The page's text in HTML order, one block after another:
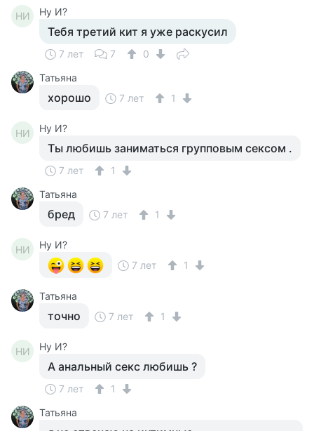
НИ Ну И?
Тебя третий кит я уже раскусил
7 лет 7
0
Татьяна
хорошо 7 лет 1
НИ Ну И?
Ты любишь заниматься групповым сексом .
7 лет
1
Татьяна
бред 7 лет 1
НИ
Ну И?
7 лет
1
Татьяна
точно 7 лет 1
НИ Ну И?
А анальный секс любишь ?
7 лет
1
Татьяна